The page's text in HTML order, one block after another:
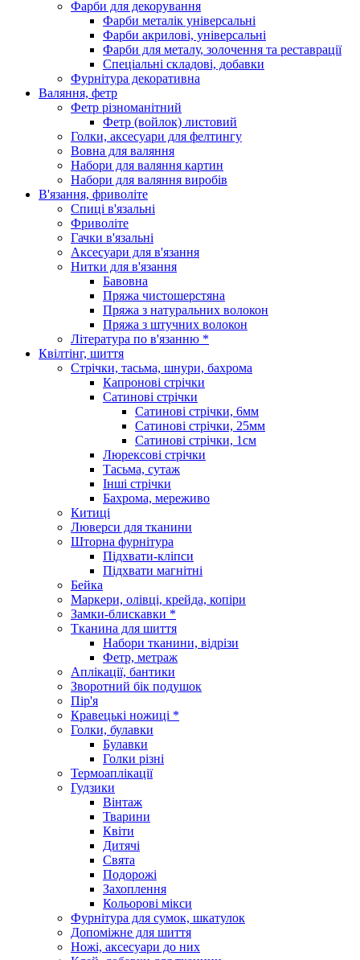
Фарби для декорування
Фарби металік універсальні
Фарби акрилові, універсальні
Фарби для металу, золочення та реставрації
Спеціальні складові, добавки
Фурнітура декоративна
Валяння, фетр
Фетр різноманітний
Фетр (войлок) листовий
Голки, аксесуари для фелтингу
Вовна для валяння
Набори для валяння картин
Набори для валяння виробів
В'язання, фриволіте
Спиці в'язальні
Фриволіте
Гачки в'язальні
Аксесуари для в'язання
Нитки для в'язання
Бавовна
Пряжа чистошерстяна
Пряжа з натуральних волокон
Пряжа з штучних волокон
Література по в'язанню *
Квілтінг, шиття
Стрічки, тасьма, шнури, бахрома
Капронові стрічки
Сатинові стрічки
Сатинові стрічки, 6мм
Сатинові стрічки, 25мм
Сатинові стрічки, 1см
Люрексові стрічки
Тасьма, сутаж
Інші стрічки
Бахрома, мереживо
Китиці
Люверси для тканини
Шторна фурнітура
Підхвати-кліпси
Підхвати магнітні
Бейка
Маркери, олівці, крейда, копіри
Замки-блискавки *
Тканина для шиття
Набори тканини, відрізи
Фетр, метраж
Аплікації, бантики
Зворотний бік подушок
Пір'я
Кравецькі ножиці *
Голки, булавки
Булавки
Голки різні
Термоаплікації
Гудзики
Вінтаж
Тварини
Квіти
Дитячі
Свята
Подорожі
Захоплення
Кольорові мікси
Фурнітура для сумок, шкатулок
Допоміжне для шиття
Ножі, аксесуари до них